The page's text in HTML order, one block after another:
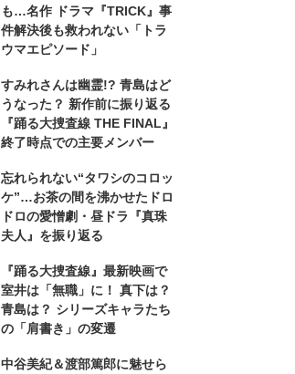
も…名作 ドラマ『TRICK』事
件解決後も救われない「トラ
ウマエピソード」
すみれさんは幽霊!? 青島はど
うなった？ 新作前に振り返る
『踊る大捜査線 THE FINAL』
終了時点での主要メンバー
忘れられない“タワシのコロッ
ケ”…お茶の間を沸かせたドロ
ドロの愛憎劇・昼ドラ『真珠
夫人』を振り返る
『踊る大捜査線』最新映画で
室井は「無職」に！ 真下は？
青島は？ シリーズキャラたち
の「肩書き」の変遷
中谷美紀＆渡部篤郎に魅せら